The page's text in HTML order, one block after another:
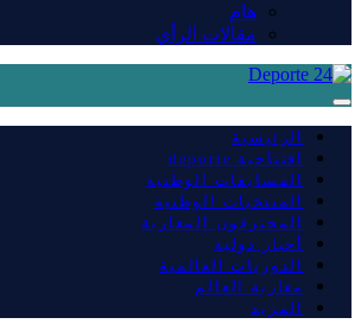
هام
مقالات الرأي
الرئيسية
افتتاحية deporte
المسابقات الوطنية
المنتخبات الوطنية
المحترفون المغاربة
أخبار دولية
الدوريات العالمية
مغاربة العالم
المزيد